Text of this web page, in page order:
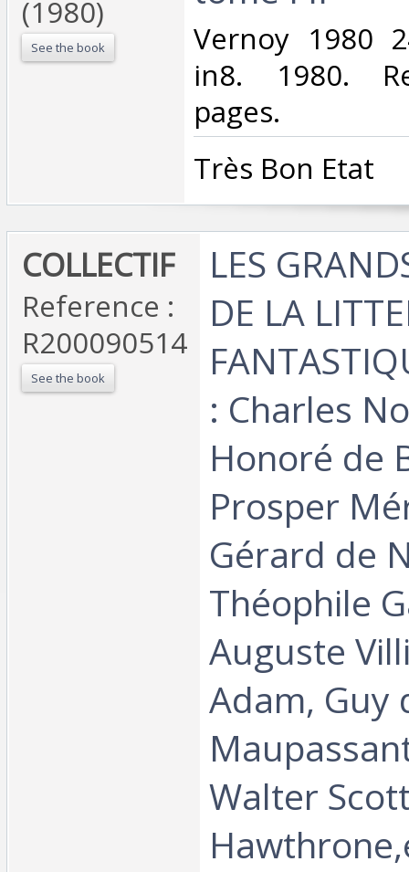
(1980)
See the book
‎Vernoy 1980
in8. 1980.
pages.‎
‎Très Bon Etat‎
‎COLLECTIF‎
Reference :
R200090514
See the book
‎LES
DE LA
: Charles
Honoré de
Prosper
Gérard de
Théophile
Auguste
Adam, Guy
Walter